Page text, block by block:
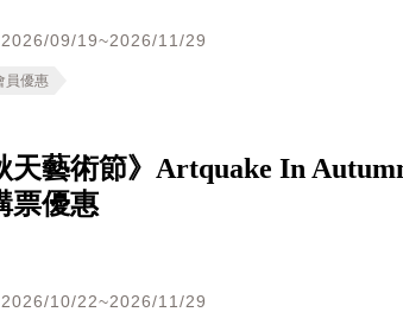
2026/09/19~2026/11/29
員優惠
天藝術節》Artquake In
票優惠
2026/10/22~2026/11/29